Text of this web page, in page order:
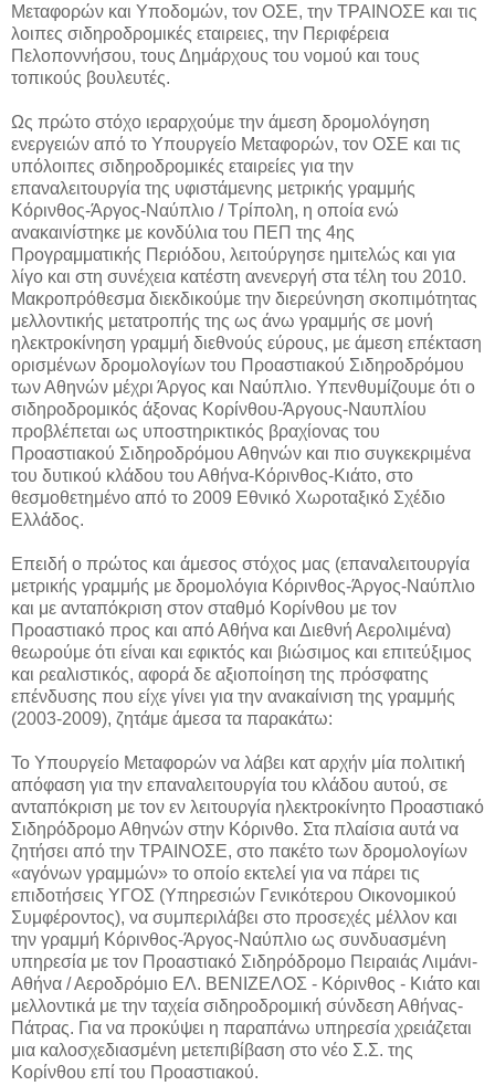
Μεταφορών και Υποδομών, τον ΟΣΕ, την ΤΡΑΙΝΟΣΕ και τις
λοιπες σιδηροδρομικές εταιρειες, την Περιφέρεια
Πελοποννήσου, τους Δημάρχους του νομού και τους
τοπικούς βουλευτές.
Ως πρώτο στόχο ιεραρχούμε την άμεση δρομολόγηση
ενεργειών από το Υπουργείο Μεταφορών, τον ΟΣΕ και τις
υπόλοιπες σιδηροδρομικές εταιρείες για την
επαναλειτουργία της υφιστάμενης μετρικής γραμμής
Κόρινθος-Άργος-Ναύπλιο / Τρίπολη, η οποία ενώ
ανακαινίστηκε με κονδύλια του ΠΕΠ της 4ης
Προγραμματικής Περιόδου, λειτούργησε ημιτελώς και για
λίγο και στη συνέχεια κατέστη ανενεργή στα τέλη του 2010.
Μακροπρόθεσμα διεκδικούμε την διερεύνηση σκοπιμότητας
μελλοντικής μετατροπής της ως άνω γραμμής σε μονή
ηλεκτροκίνηση γραμμή διεθνούς εύρους, με άμεση επέκταση
ορισμένων δρομολογίων του Προαστιακού Σιδηροδρόμου
των Αθηνών μέχρι Άργος και Ναύπλιο. Υπενθυμίζουμε ότι ο
σιδηροδρομικός άξονας Κορίνθου-Άργους-Ναυπλίου
προβλέπεται ως υποστηρικτικός βραχίονας του
Προαστιακού Σιδηροδρόμου Αθηνών και πιο συγκεκριμένα
του δυτικού κλάδου του Αθήνα-Κόρινθος-Κιάτο, στο
θεσμοθετημένο από το 2009 Εθνικό Χωροταξικό Σχέδιο
Ελλάδος.
Επειδή ο πρώτος και άμεσος στόχος μας (επαναλειτουργία
μετρικής γραμμής με δρομολόγια Κόρινθος-Άργος-Ναύπλιο
και με ανταπόκριση στον σταθμό Κορίνθου με τον
Προαστιακό προς και από Αθήνα και Διεθνή Αερολιμένα)
θεωρούμε ότι είναι και εφικτός και βιώσιμος και επιτεύξιμος
και ρεαλιστικός, αφορά δε αξιοποίηση της πρόσφατης
επένδυσης που είχε γίνει για την ανακαίνιση της γραμμής
(2003-2009), ζητάμε άμεσα τα παρακάτω:
Το Υπουργείο Μεταφορών να λάβει κατ αρχήν μία πολιτική
απόφαση για την επαναλειτουργία του κλάδου αυτού, σε
ανταπόκριση με τον εν λειτουργία ηλεκτροκίνητο Προαστιακό
Σιδηρόδρομο Αθηνών στην Κόρινθο. Στα πλαίσια αυτά να
ζητήσει από την ΤΡΑΙΝΟΣΕ, στο πακέτο των δρομολογίων
«αγόνων γραμμών» το οποίο εκτελεί για να πάρει τις
επιδοτήσεις ΥΓΟΣ (Υπηρεσιών Γενικότερου Οικονομικού
Συμφέροντος), να συμπεριλάβει στο προσεχές μέλλον και
την γραμμή Κόρινθος-Άργος-Ναύπλιο ως συνδυασμένη
υπηρεσία με τον Προαστιακό Σιδηρόδρομο Πειραιάς Λιμάνι-
Αθήνα / Αεροδρόμιο ΕΛ. ΒΕΝΙΖΕΛΟΣ - Κόρινθος - Κιάτο και
μελλοντικά με την ταχεία σιδηροδρομική σύνδεση Αθήνας-
Πάτρας. Για να προκύψει η παραπάνω υπηρεσία χρειάζεται
μια καλοσχεδιασμένη μετεπιβίβαση στο νέο Σ.Σ. της
Κορίνθου επί του Προαστιακού.